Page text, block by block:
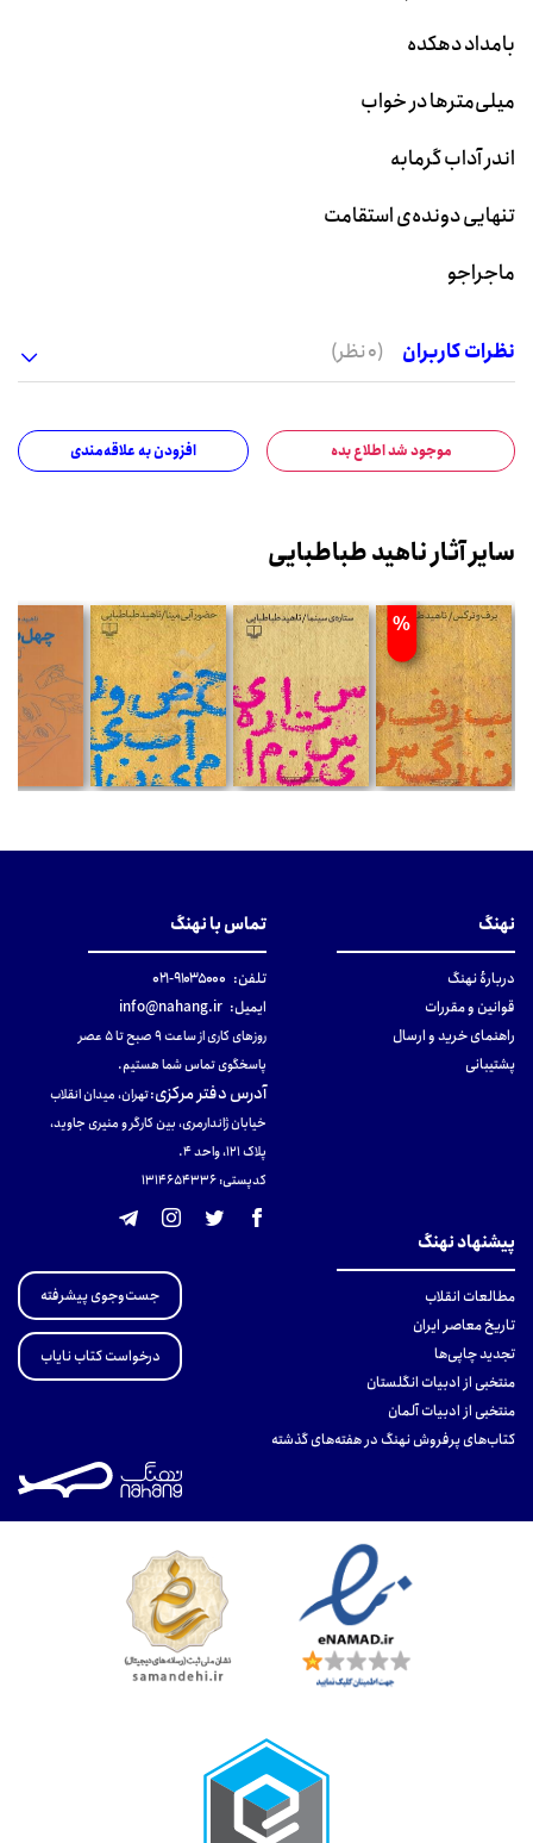
بامداد دهکده
میلی‌مترها در خواب
اندر آداب گرمابه
تنهایی دونده‌ی استقامت
ماجراجو
نظرات کاربران (0 نظر)
موجود شد اطلاع بده افزودن به علاقه‌مندی
سایر آثار ناهید طباطبایی
%
نهنگ
دربارهٔ نهنگ
قوانین و مقررات
راهنمای خرید و ارسال
پشتیبانی
تماس با نهنگ
تلفن: ۹۱۰۳۵۰۰۰-۰۲۱
ایمیل: info@nahang.ir
روزهای کاری از ساعت ۹ صبح تا ۵ عصر
پاسخگوی تماس شما هستیم.
آدرس دفتر مرکزی:تهران، میدان انقلاب
خیابان ژاندارمری، بین کارگر و منیری جاوید،
پلاک 121، واحد ۴.
کدپستی: 131465433۶
پیشنهاد نهنگ
مطالعات انقلاب
تاریخ معاصر ایران
تجدید چاپی‌ها
منتخبی از ادبیات انگلستان
منتخبی از ادبیات آلمان
کتاب‌های پرفروش نهنگ در هفته‌های گذشته
جست‌وجوی پیشرفته
درخواست کتاب نایاب